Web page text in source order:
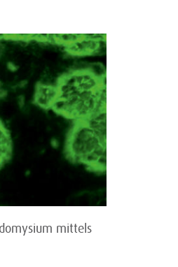
mittels